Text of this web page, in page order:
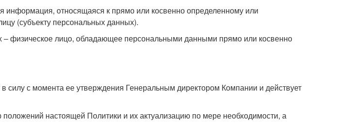
относящаяся к прямо или косвенно определенному или
(субъекту персональных данных).
– физическое лицо, обладающее персональными данными прямо или косвенно
силу с момента ее утверждения Генеральным директором Компании и действует
настоящей Политики и их актуализацию по мере необходимости, а